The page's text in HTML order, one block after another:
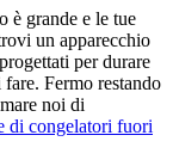
è grande e le tue
un apparecchio
per durare
Fermo restando
noi di
di congelatori fuori